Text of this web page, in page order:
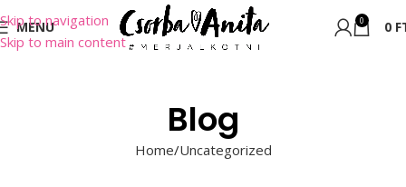
Skip to navigation
Skip to main content
MENU 0 0
Blog
Home Uncategorized